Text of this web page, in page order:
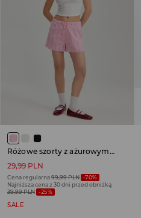
Różowe szorty z ażurowymi wstawkami mid waist
29,99 PLN
Cena regularna99,99 PLN -70%
Najniższa cena z 30 dni przed obniżką
39,99 PLN -25%
SALE